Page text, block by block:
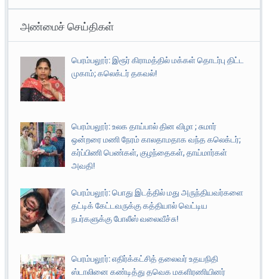
அண்மைச் செய்திகள்
பெரம்பலூர்: இரூர் கிராமத்தில் மக்கள் தொடர்பு திட்ட
முகாம்; கலெக்டர் தகவல்!
பெரம்பலூர்: உலக தாய்பால் தின விழா ; சுமார்
ஒன்றரை மணி நேரம் காலதாமதாக வந்த கலெக்டர்;
கர்ப்பிணி பெண்கள், குழந்தைகள், தாய்மார்கள்
அவதி!
பெரம்பலூர்: பொது இடத்தில் மது அருந்தியவர்களை
தட்டிக் கேட்டவருக்கு கத்தியால் வெட்டிய
நபர்களுக்கு போலீஸ் வலைவீச்சு!
பெரம்பலூர்: எதிர்க்கட்சித் தலைவர் உதயநிதி
ஸ்டாலினை கண்டித்து தவெக மகளிரணியினர்